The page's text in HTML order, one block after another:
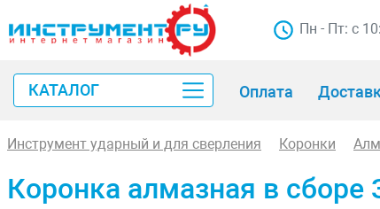
Пн - Пт: с
КАТАЛОГ Оплата
Инструмент ударный и для сверления Коронки
Коронка алмазная в